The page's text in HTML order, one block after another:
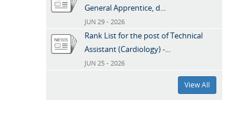
General Apprentice, d...
JUN 29 - 2026
Rank List for the post of Technical
Assistant (Cardiology) -...
JUN 25 - 2026
View All